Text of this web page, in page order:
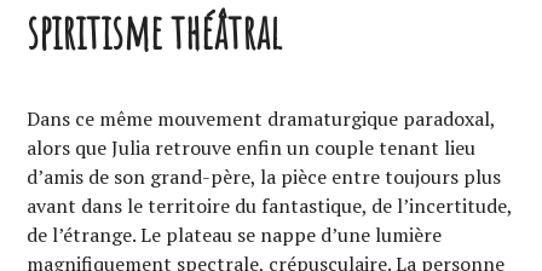
spiritisme théâtral
Dans ce même mouvement dramaturgique paradoxal,
alors que Julia retrouve enfin un couple tenant lieu
d’amis de son grand-père, la pièce entre toujours plus
avant dans le territoire du fantastique, de l’incertitude,
de l’étrange. Le plateau se nappe d’une lumière
magnifiquement spectrale, crépusculaire. La personne